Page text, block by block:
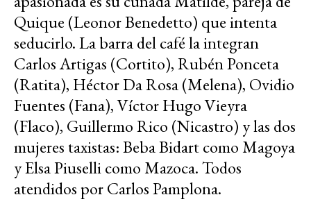
Quique (Leonor Benedetto) que intenta
seducirlo. La barra del café la integran
Carlos Artigas (Cortito), Rubén Ponceta
(Ratita), Héctor Da Rosa (Melena), Ovidio
Fuentes (Fana), Víctor Hugo Vieyra
(Flaco), Guillermo Rico (Nicastro) y las dos
mujeres taxistas: Beba Bidart como Magoya
y Elsa Piuselli como Mazoca. Todos
atendidos por Carlos Pamplona.